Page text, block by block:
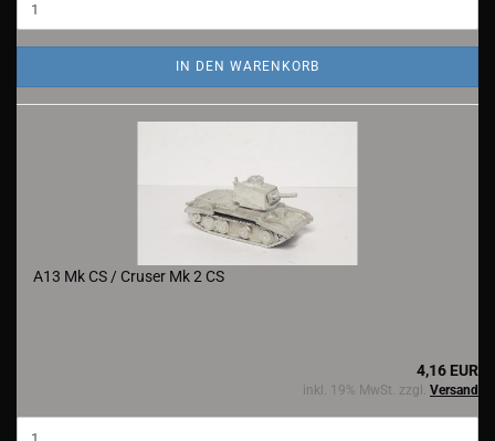
IN DEN WARENKORB
A13 Mk CS / Cruser Mk 2 CS
4,16 EUR
inkl. 19% MwSt. zzgl. Versand